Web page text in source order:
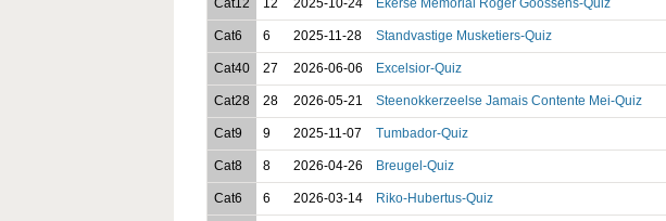
Cat6 6 2025-11-28 Standvastige Musketiers-Quiz
Cat40 27 2026-06-06 Excelsior-Quiz
Cat28 28 2026-05-21 Steenokkerzeelse Jamais Contente Mei-Quiz
Cat9 9 2025-11-07 Tumbador-Quiz
Cat8 8 2026-04-26 Breugel-Quiz
Cat6 6 2026-03-14 Riko-Hubertus-Quiz